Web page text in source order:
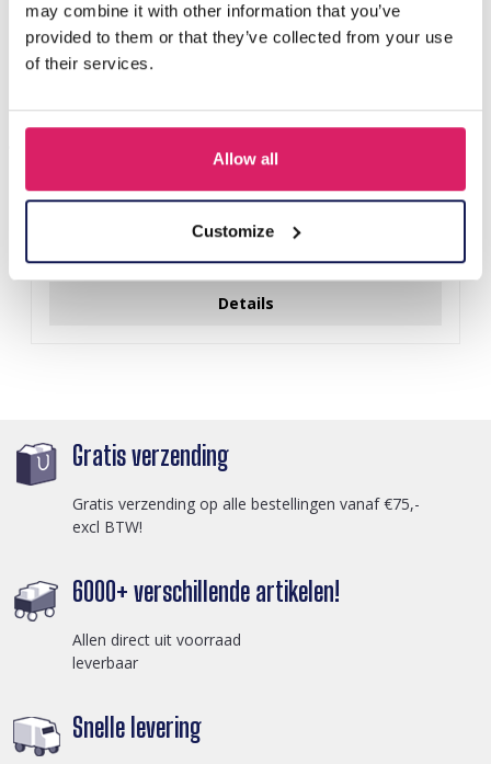
may combine it with other information that you’ve
provided to them or that they’ve collected from your use
of their services.
Allow all
Customize
Login voor prijzen
Details
Gratis verzending
Gratis verzending op alle bestellingen vanaf €75,-
excl BTW!
6000+ verschillende artikelen!
Allen direct uit voorraad
leverbaar
Snelle levering